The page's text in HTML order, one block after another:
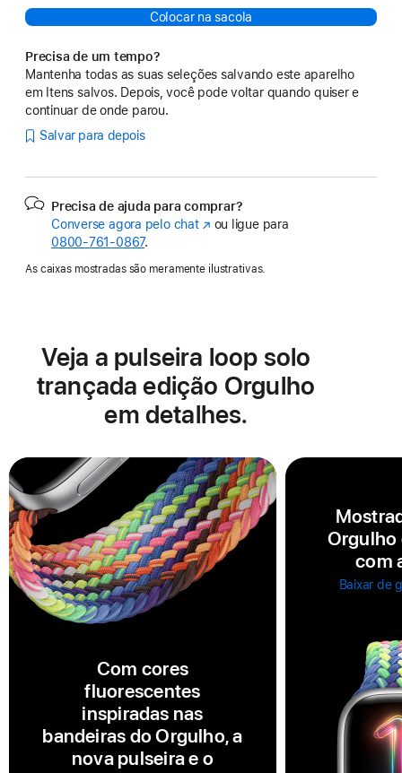
Colocar na sacola
Precisa de um tempo?
Mantenha todas as suas seleções salvando este aparelho
em Itens salvos. Depois, você pode voltar quando quiser e
continuar de onde parou.
Salvar para depois
Precisa de ajuda para comprar?
Converse agora pelo chat(o
em
ou ligue para
0800-761-0867.
As caixas mostradas são meramente ilustrativas.
Veja a pulseira loop solo
trançada edição Orgulho
em detalhes.
Com cores
fluorescentes
inspiradas nas
bandeiras do Orgulho, a
nova pulseira e o
Orgulho
com
Baixar de